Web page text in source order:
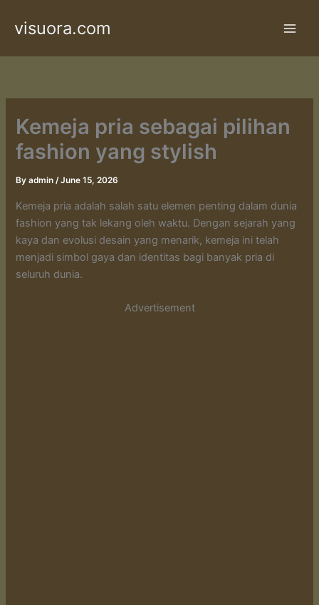
visuora.com
Kemeja pria sebagai pilihan
fashion yang stylish
Byadmin/June 15, 2026
Kemeja pria adalah salah satu elemen penting dalam dunia
fashion yang tak lekang oleh waktu. Dengan sejarah yang
kaya dan evolusi desain yang menarik, kemeja ini telah
menjadi simbol gaya dan identitas bagi banyak pria di
seluruh dunia.
Advertisement